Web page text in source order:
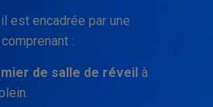
est encadrée par une
:
de salle de réveil à